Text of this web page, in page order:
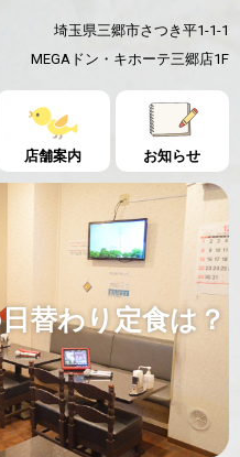
埼玉県三郷市さつき平1-1-1
MEGAドン・キホーテ三郷店1F
店舗案内 お知らせ
替わり定食は？